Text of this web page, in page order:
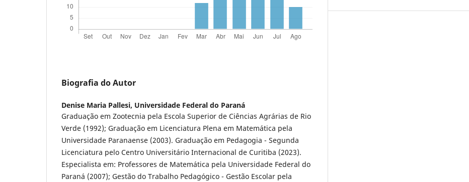
Biografia do Autor
Denise Maria Pallesi, Universidade Federal do Paraná
Graduação em Zootecnia pela Escola Superior de Ciências Agrárias de Rio
Verde (1992); Graduação em Licenciatura Plena em Matemática pela
Universidade Paranaense (2003). Graduação em Pedagogia - Segunda
Licenciatura pelo Centro Universitário Internacional de Curitiba (2023).
Especialista em: Professores de Matemática pela Universidade Federal do
Paraná (2007); Gestão do Trabalho Pedagógico - Gestão Escolar pela